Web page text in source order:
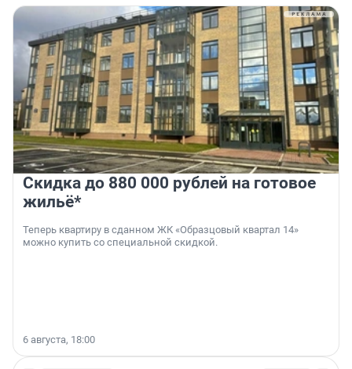
Скидка до 880 000 рублей на готовое
жильё*
Теперь квартиру в сданном ЖК «Образцовый квартал 14»
можно купить со специальной скидкой.
6 августа, 18:00